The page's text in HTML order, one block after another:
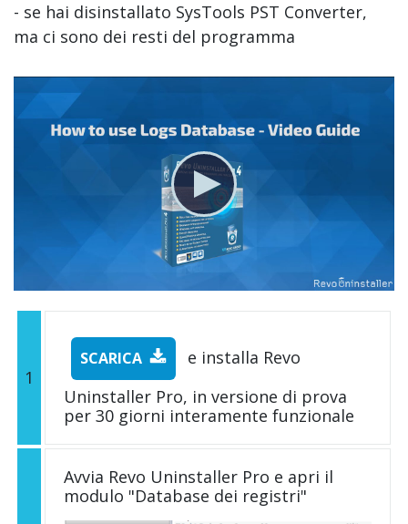
- se hai disinstallato SysTools PST Converter,
ma ci sono dei resti del programma
1
SCARICA
e installa Revo
Uninstaller Pro, in versione di prova
per 30 giorni interamente funzionale
Avvia Revo Uninstaller Pro e apri il
modulo "Database dei registri"